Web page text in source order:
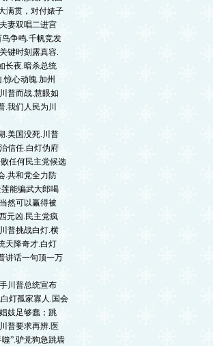
满贯，对付婊子
妻双唱二进宫
鸟争鸣.千帆竞发
键时刻露真容.
长夜.暗杀总统
惊心动魄.加州
普而战.慧眼如
.我们人民为川
.美国没死.川普
信任.白灯伪府
任何民主党候选
.共和党全力防
莲能骗武大郎喝
然可以赢得被
元凶.民主党疯
普挑战白灯.横
天降奇才.白灯
讲话一句顶一万
川普总统宣布
灯孤家寡人.国会
妓足够蠢；跳
普要求再辨.医
”.驴党狗急跳墙